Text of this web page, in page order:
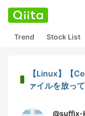
Trend Stock List
【Linux】【
ァイルを放っ
@suffix-